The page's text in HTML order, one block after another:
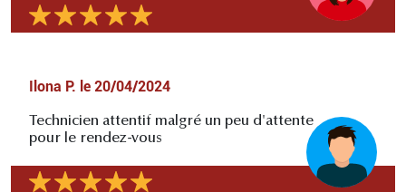
Ilona P. le 20/04/2024
Technicien attentif malgré un peu d'attente
pour le rendez-vous